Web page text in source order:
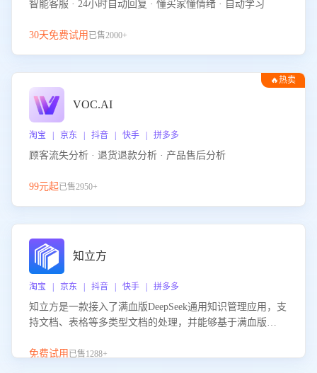
智能客服 · 24小时自动回复 · 懂买家懂情绪 · 自动学习
30天免费试用 已售2000+
🔥热卖
VOC.AI
淘宝 | 京东 | 抖音 | 快手 | 拼多多
顾客流失分析 · 退货退款分析 · 产品售后分析
99元起已售2950+
知立方
淘宝 | 京东 | 抖音 | 快手 | 拼多多
知立方是一款接入了满血版DeepSeek通用知识管理应用，支
持文档、表格等多类型文档的处理，并能够基于满血版
识支持，帮助用户高效管理和利用知识资源。通过该产品，
免费试用 已售1288+